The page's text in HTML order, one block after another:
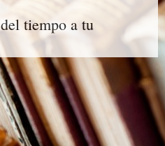
tiempo a tu